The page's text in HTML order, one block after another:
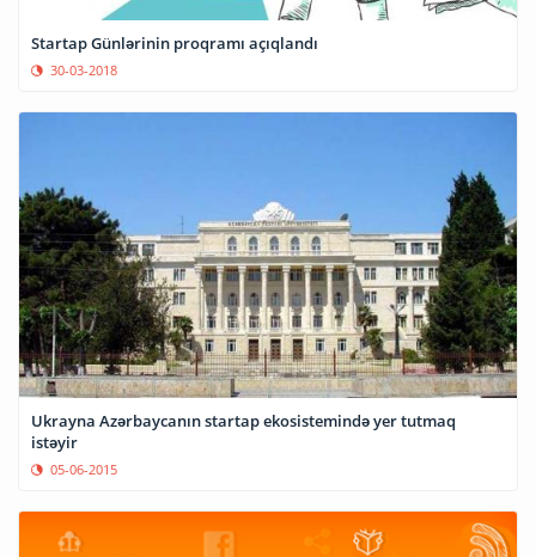
Startap Günlərinin proqramı açıqlandı
30-03-2018
Ukrayna Azərbaycanın startap ekosistemində yer tutmaq
istəyir
05-06-2015